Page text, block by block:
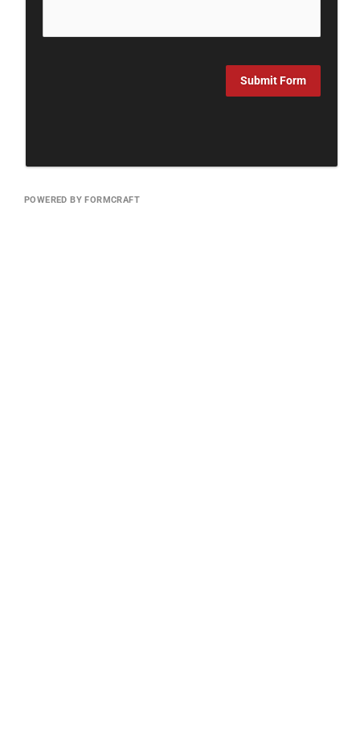
Submit Form
POWERED BY FORMCRAFT